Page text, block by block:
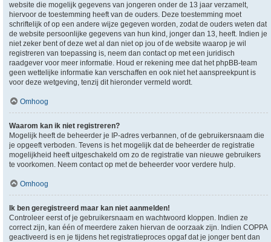
website die mogelijk gegevens van jongeren onder de 13 jaar verzamelt,
hiervoor de toestemming heeft van de ouders. Deze toestemming moet
schriftelijk of op een andere wijze gegeven worden, zodat de ouders weten dat
de website persoonlijke gegevens van hun kind, jonger dan 13, heeft. Indien je
niet zeker bent of deze wet al dan niet op jou of de website waarop je wil
registreren van toepassing is, neem dan contact op met een juridisch
raadgever voor meer informatie. Houd er rekening mee dat het phpBB-team
geen wettelijke informatie kan verschaffen en ook niet het aanspreekpunt is
voor deze wetgeving, tenzij dit hieronder vermeld wordt.
Omhoog
Waarom kan ik niet registreren?
Mogelijk heeft de beheerder je IP-adres verbannen, of de gebruikersnaam die
je opgeeft verboden. Tevens is het mogelijk dat de beheerder de registratie
mogelijkheid heeft uitgeschakeld om zo de registratie van nieuwe gebruikers
te voorkomen. Neem contact op met de beheerder voor verdere hulp.
Omhoog
Ik ben geregistreerd maar kan niet aanmelden!
Controleer eerst of je gebruikersnaam en wachtwoord kloppen. Indien ze
correct zijn, kan één of meerdere zaken hiervan de oorzaak zijn. Indien COPPA
geactiveerd is en je tijdens het registratieproces opgaf dat je jonger bent dan